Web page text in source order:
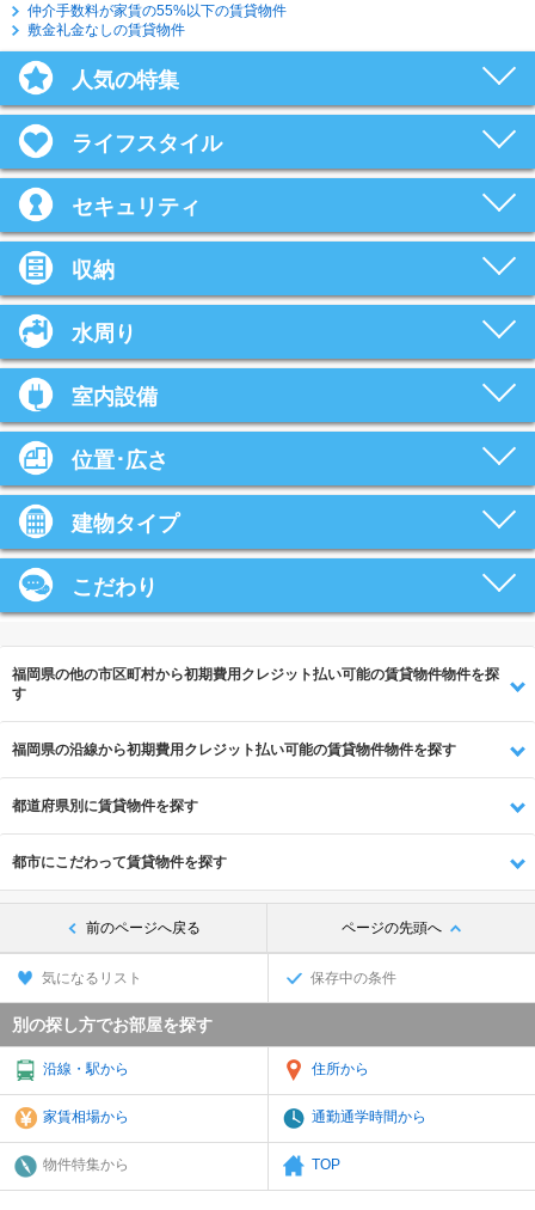
仲介手数料が家賃の55%以下の賃貸物件
敷金礼金なしの賃貸物件
人気の特集
ライフスタイル
セキュリティ
収納
水周り
室内設備
位置･広さ
建物タイプ
こだわり
福岡県の他の市区町村から初期費用クレジット払い可能の賃貸物件物件を探
す
福岡県の沿線から初期費用クレジット払い可能の賃貸物件物件を探す
都道府県別に賃貸物件を探す
都市にこだわって賃貸物件を探す
前のページへ戻る ページの先頭へ
気になるリスト 保存中の条件
別の探し方でお部屋を探す
沿線・駅から 住所から
家賃相場から 通勤通学時間から
物件特集から TOP